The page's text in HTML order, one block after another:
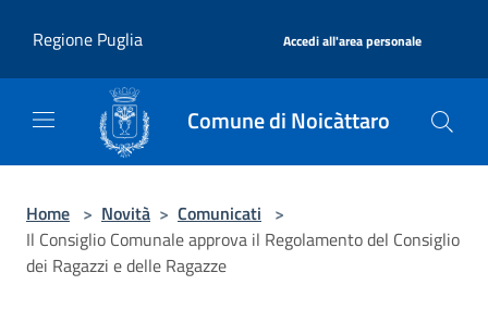
Regione Puglia
Accedi all'area personale
Comune di Noicàttaro
Home > Novità > Comunicati >
Il Consiglio Comunale approva il Regolamento del Consiglio
dei Ragazzi e delle Ragazze